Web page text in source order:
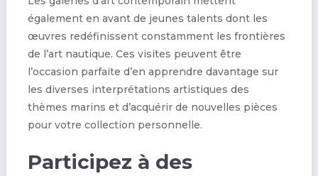
également en avant de jeunes talents dont les
œuvres redéfinissent constamment les frontières
de l’art nautique. Ces visites peuvent être
l’occasion parfaite d’en apprendre davantage sur
les diverses interprétations artistiques des
thèmes marins et d’acquérir de nouvelles pièces
pour votre collection personnelle.
Participez à des